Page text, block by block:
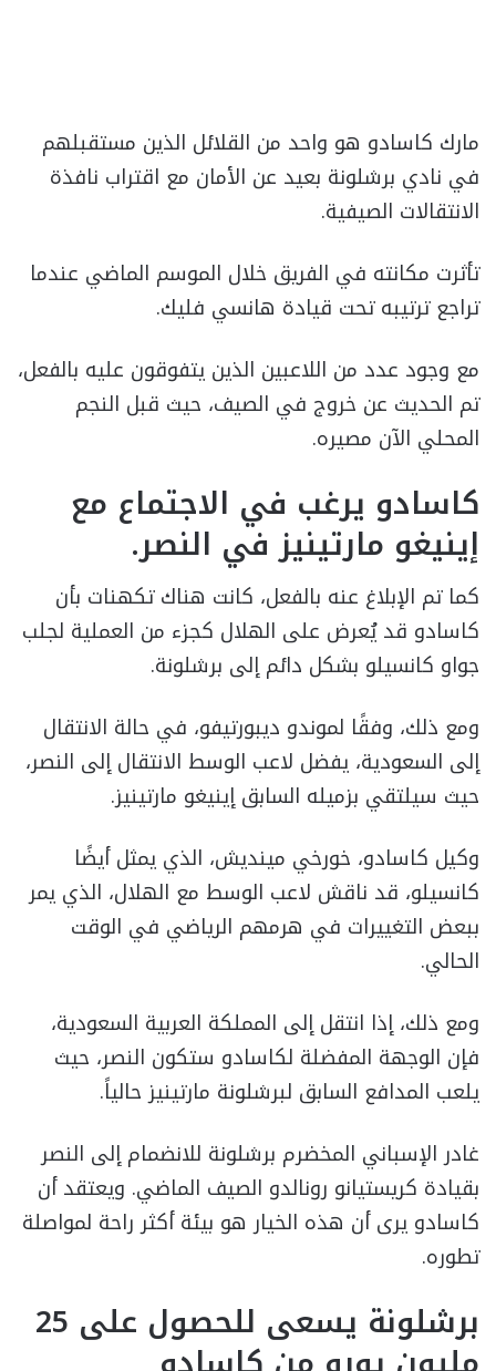
مارك كاسادو هو واحد من القلائل الذين مستقبلهم
في نادي برشلونة بعيد عن الأمان مع اقتراب نافذة
الانتقالات الصيفية.
تأثرت مكانته في الفريق خلال الموسم الماضي عندما
تراجع ترتيبه تحت قيادة هانسي فليك.
مع وجود عدد من اللاعبين الذين يتفوقون عليه بالفعل،
تم الحديث عن خروج في الصيف، حيث قبل النجم
المحلي الآن مصيره.
كاسادو يرغب في الاجتماع مع
إينيغو مارتينيز في النصر.
كما تم الإبلاغ عنه بالفعل، كانت هناك تكهنات بأن
كاسادو قد يُعرض على الهلال كجزء من العملية لجلب
جواو كانسيلو بشكل دائم إلى برشلونة.
ومع ذلك، وفقًا لموندو ديبورتيفو، في حالة الانتقال
إلى السعودية، يفضل لاعب الوسط الانتقال إلى النصر،
حيث سيلتقي بزميله السابق إينيغو مارتينيز.
وكيل كاسادو، خورخي مينديش، الذي يمثل أيضًا
كانسيلو، قد ناقش لاعب الوسط مع الهلال، الذي يمر
ببعض التغييرات في هرمهم الرياضي في الوقت
الحالي.
ومع ذلك، إذا انتقل إلى المملكة العربية السعودية،
فإن الوجهة المفضلة لكاسادو ستكون النصر، حيث
يلعب المدافع السابق لبرشلونة مارتينيز حالياً.
غادر الإسباني المخضرم برشلونة للانضمام إلى النصر
بقيادة كريستيانو رونالدو الصيف الماضي. ويعتقد أن
كاسادو يرى أن هذه الخيار هو بيئة أكثر راحة لمواصلة
تطوره.
برشلونة يسعى للحصول على 25